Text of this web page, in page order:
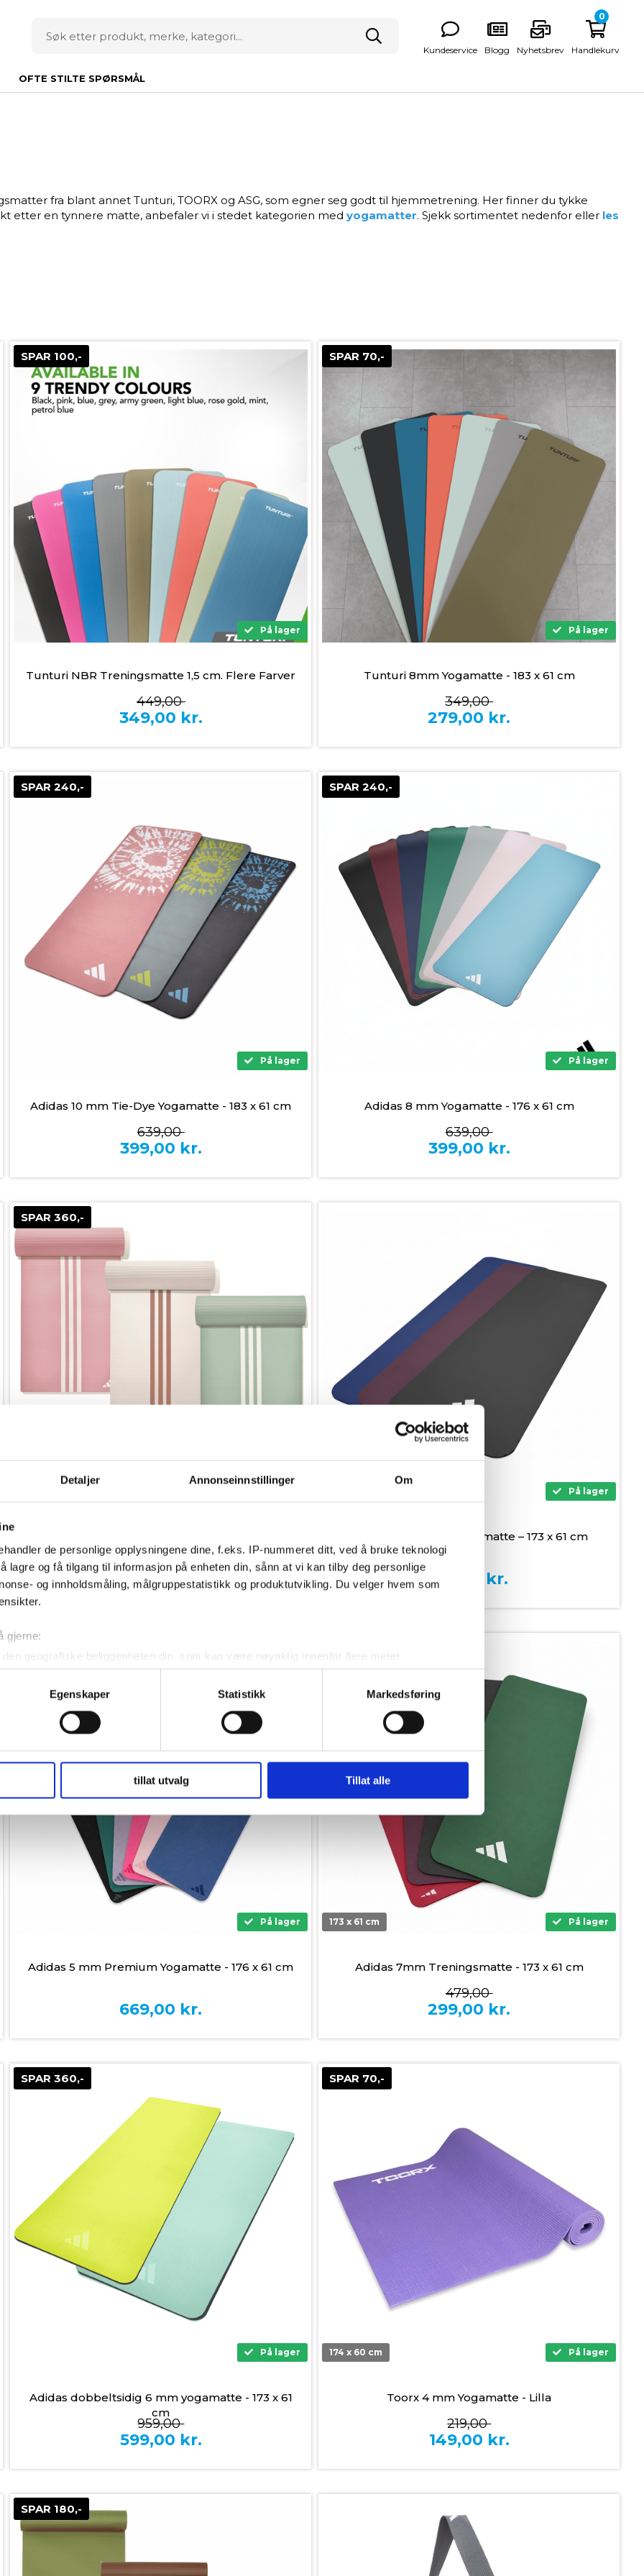
Detaljer Annonseinnstillinger Om
de personlige opplysningene dine, f.eks. IP-nummeret ditt, ved å bruke teknologi
lagre og få tilgang til informasjon på enheten din, sånn at vi kan tilby deg personlige
og innholdsmåling, målgruppestatistikk og produktutvikling. Du velger hvem som
gjerne:
den geografiske beliggenheten din, som kan være nøyaktig innenfor flere meter
å aktivt skanne den for bestemte karakteristikker (fingeravtrykk)
hvordan dine personlige data behandles og hvordan du kan velge hvordan de skal brukes.
trekke tilbake ditt samtykke fra erklæringen om informasjonskapsler.
dessuten informasjon om hvordan du bruker nettstedet vårt, med partnerne våre innen
analysearbeid, som kan kombinere den med annen informasjon du har gjort tilgjengelig for
gjennom din bruk av tjenestene deres.
Egenskaper Statistikk Markedsføring
tillat utvalg Tillat alle
Kundeservice Blogg Nyhetsbrev Handlekurv
0
OFTE STILTE SPØRSMÅL
fra blant annet Tunturi, TOORX og ASG, som egner seg godt til hjemmetrening. Her finner du tykke
etter en tynnere matte, anbefaler vi i stedet kategorien med yogamatter. Sjekk sortimentet nedenfor eller les
SPAR 100,-
På lager
Tunturi NBR Treningsmatte 1,5 cm. Flere Farver
449,00
349,00 kr.
SPAR 70,-
På lager
Tunturi 8mm Yogamatte - 183 x 61 cm
349,00
279,00 kr.
SPAR 240,-
På lager
Adidas 10 mm Tie-Dye Yogamatte - 183 x 61 cm
639,00
399,00 kr.
SPAR 240,-
På lager
Adidas 8 mm Yogamatte - 176 x 61 cm
639,00
399,00 kr.
SPAR 360,-
759,00
399,00kr.
På lager
Adidas 10 mm Treningsmatte – 173 x 61 cm
519,00 kr.
På lager
Adidas 5 mm Premium Yogamatte - 176 x 61 cm
669,00 kr.
173 x 61 cm På lager
Adidas 7mm Treningsmatte - 173 x 61 cm
479,00
299,00 kr.
SPAR 360,-
På lager
Adidas dobbeltsidig 6 mm yogamatte - 173 x 61
cm
959,00
599,00 kr.
SPAR 70,-
174 x 60 cm På lager
Toorx 4 mm Yogamatte - Lilla
219,00
149,00 kr.
SPAR 180,-